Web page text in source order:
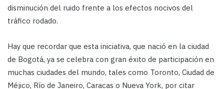
disminución del ruido frente a los efectos nocivos del
tráfico rodado.
Hay que recordar que esta iniciativa, que nació en la ciudad
de Bogotá, ya se celebra con gran éxito de participación en
muchas ciudades del mundo, tales como Toronto, Ciudad de
Méjico, Río de Janeiro, Caracas o Nueva York, por citar